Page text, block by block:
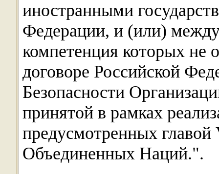
иностранными
Федерации, и (или)
компетенция которых не
договоре Российской
Безопасности
принятой в рамках
предусмотренных
Объединенных Наций.".